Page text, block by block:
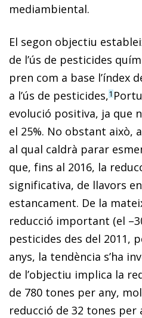
mediambiental.
El segon objectiu
de l’ús de pesticides
pren com a base l’índex
a l’ús de pesticides,1
evolució positiva, ja que
el 25%. No obstant això,
al qual caldrà parar
que, fins al 2016, la
significativa, de llavors
estancament. De la
reducció important (el
pesticides des del 2011,
anys, la tendència s’ha
de l’objectiu implica la
de 780 tones per any,
reducció de 32 tones per